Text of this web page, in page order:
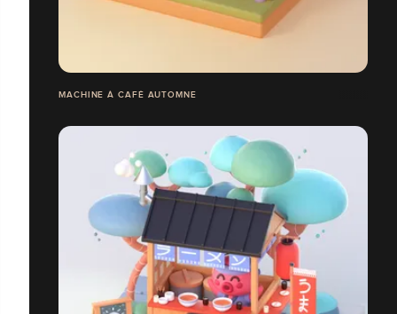
MACHINE À CAFÉ AUTOMNE